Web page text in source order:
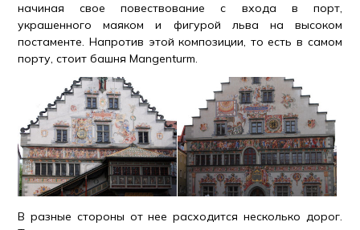
начиная свое повествование с входа в порт,
украшенного маяком и фигурой льва на высоком
постаменте. Напротив этой композиции, то есть в самом
порту, стоит башня Mangenturm.
В разные стороны от нее расходится несколько дорог.